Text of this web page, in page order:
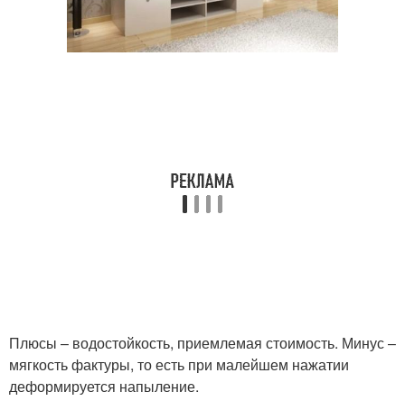
Плюсы – водостойкость, приемлемая стоимость. Минус –
мягкость фактуры, то есть при малейшем нажатии
деформируется напыление.